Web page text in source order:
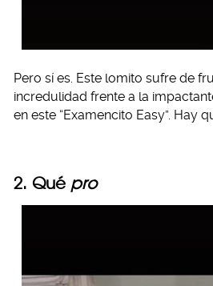
Pero sí es. Este lomito sufre de
incredulidad frente a la
en este “Examencito Easy”. Hay
2. Qué pro